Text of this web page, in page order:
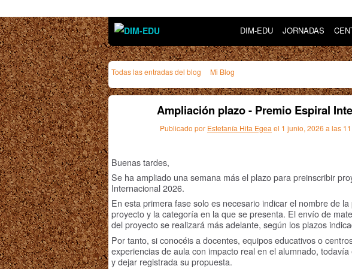
DIM-EDU JORNADAS
Todas las entradas del blog Mi Blog
Ampliación plazo - Premio Espiral
Publicado por Estefanía Hita Egea el 1 junio, 2026 a las
Buenas tardes,
Se ha ampliado una semana más el plazo para preinscribir
Internacional 2026.
En esta primera fase solo es necesario indicar el nombre de
proyecto y la categoría en la que se presenta. El envío de
del proyecto se realizará más adelante, según los plazos
Por tanto, si conocéis a docentes, equipos educativos o
experiencias de aula con impacto real en el alumnado,
y dejar registrada su propuesta.